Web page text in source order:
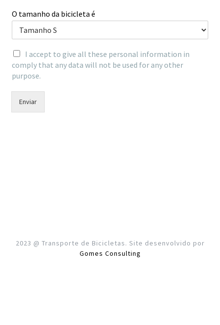
O tamanho da bicicleta é
I accept to give all these personal information in
comply that any data will not be used for any other
purpose.
Enviar
2023 @ Transporte de Bicicletas. Site desenvolvido por
Gomes Consulting